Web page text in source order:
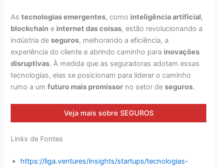
Astecnologias emergentes, como inteligência artificial,
blockchain e internet das coisas, estão revolucionando a
indústria deseguros, melhorando a eficiência, a
experiência do cliente e abrindo caminho para inovações
disruptivas. À medida que as seguradoras adotam essas
tecnologias, elas se posicionam para liderar o caminho
rumo a umfuturo mais promissor no setor deseguros.
Veja mais sobre SEGUROS
Links de Fontes
https://liga.ventures/insights/startups/tecnologias-